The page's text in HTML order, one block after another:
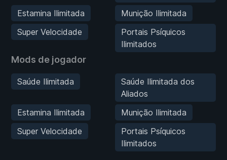
Estamina Ilimitada
Munição Ilimitada
Super Velocidade
Portais Psíquicos
Ilimitados
Mods de jogador
Saúde Ilimitada
Saúde Ilimitada dos
Aliados
Estamina Ilimitada
Munição Ilimitada
Super Velocidade
Portais Psíquicos
Ilimitados